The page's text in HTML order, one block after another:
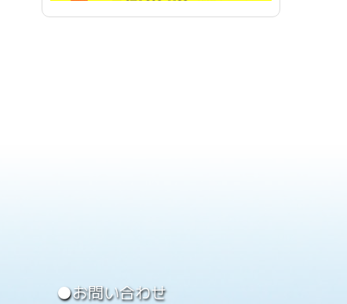
●お問い合わせ